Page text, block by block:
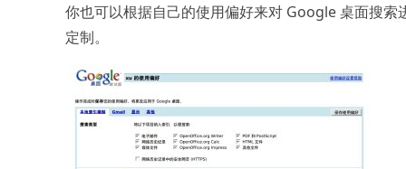
你也可以根据自己的使用偏好来对 Google 桌面搜索
定制。